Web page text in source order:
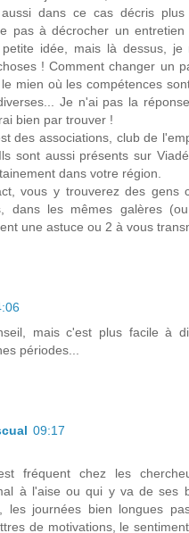
dans ce cas décris
pas à décrocher un
idée, mais là dessus, je
! Comment changer un
mien où les compétences
Je n'ai pas la
bien par trouver !
des associations, club de
sont aussi présents sur
dans votre région.
vous y trouverez des gens
dans les mêmes galères
une astuce ou 2 à vous
mais c'est plus facile à
périodes...
09:17
fréquent chez les
à l'aise ou qui y va de ses
les journées bien longues
de motivations, le